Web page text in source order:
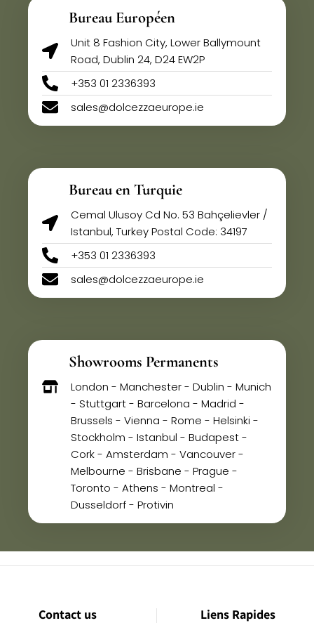
Bureau Européen
Unit 8 Fashion City, Lower Ballymount
Road, Dublin 24, D24 EW2P
+353 01 2336393
sales@dolcezzaeurope.ie
Bureau en Turquie
Cemal Ulusoy Cd No. 53 Bahçelievler /
Istanbul, Turkey Postal Code: 34197
+353 01 2336393
sales@dolcezzaeurope.ie
Showrooms Permanents
London - Manchester - Dublin - Munich
- Stuttgart - Barcelona - Madrid -
Brussels - Vienna - Rome - Helsinki -
Stockholm - Istanbul - Budapest -
Cork - Amsterdam - Vancouver -
Melbourne - Brisbane - Prague -
Toronto - Athens - Montreal -
Dusseldorf - Protivin
Contact us Liens Rapides